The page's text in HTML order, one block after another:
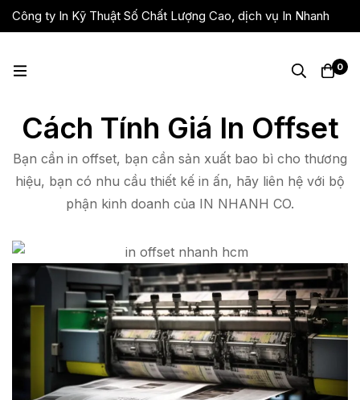
Công ty In Kỹ Thuật Số Chất Lượng Cao, dịch vụ In Nhanh
Giá Rẻ, Lấy Liền
0
Cách Tính Giá In Offset
Bạn cần in offset, bạn cần sản xuất bao bì cho thương
hiệu, bạn có nhu cầu thiết kế in ấn, hãy liên hệ với bộ
phận kinh doanh của IN NHANH CO.